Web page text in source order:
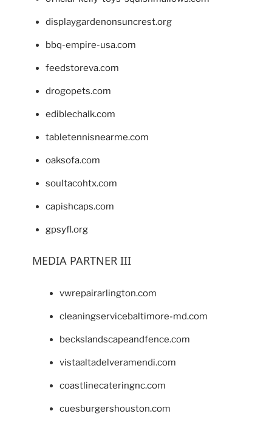
displaygardenonsuncrest.org
bbq-empire-usa.com
feedstoreva.com
drogopets.com
ediblechalk.com
tabletennisnearme.com
oaksofa.com
soultacohtx.com
capishcaps.com
gpsyfl.org
MEDIA PARTNER III
vwrepairarlington.com
cleaningservicebaltimore-md.com
beckslandscapeandfence.com
vistaaltadelveramendi.com
coastlinecateringnc.com
cuesburgershouston.com